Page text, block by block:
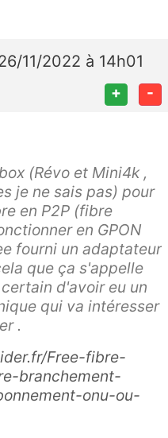
11/2022 à 14h01
+ -
(Révo et Mini4k ,
je ne sais pas) pour
en P2P (fibre
en GPON
fourni un adaptateur
que ça s'appelle
d'avoir eu un
qui va intéresser
.
Free-fibre-
branchement-
onu-ou-